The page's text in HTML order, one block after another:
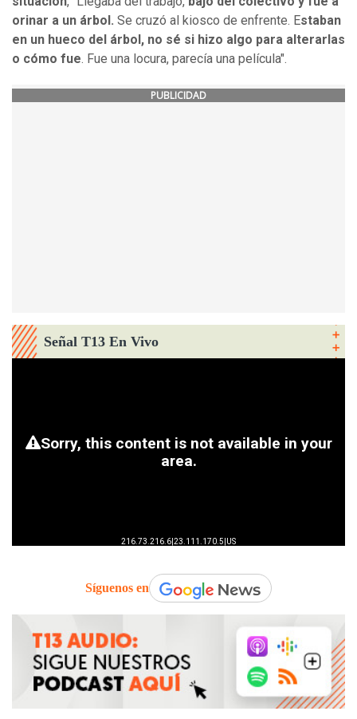
orinar a un árbol. Se cruzó al kiosco de enfrente. Estaban
en un hueco del árbol, no sé si hizo algo para alterarlas
o cómo fue. Fue una locura, parecía una película".
PUBLICIDAD
Señal T13 En Vivo
Síguenos en